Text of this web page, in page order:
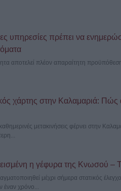
υπηρεσίες πρέπει να
αποτελεί πλέον απαραίτητη
χάρτης στην Καλαμαριά: Πώς
μετακινήσεις φέρνει στην
η γέφυρα της Κνωσού –
μέχρι σήμερα στατικός
έναν χρόνο...